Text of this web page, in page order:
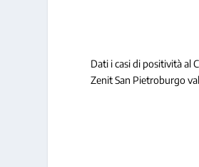
Dati i casi di positività al
Zenit San Pietroburgo